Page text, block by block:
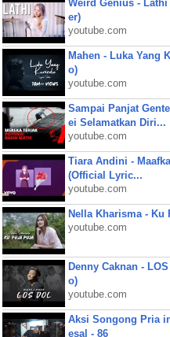
Weird Genius -
er)
youtube.com
Mahen - Luka Yang
o)
youtube.com
Sampai Panjat
ei Selamatkan Diri...
youtube.com
Tiara Andini -
(Official Lyric...
youtube.com
Nella Kharisma - Ku
youtube.com
Denny Caknan -
o)
youtube.com
Aksi Songong Pria
esal - 86